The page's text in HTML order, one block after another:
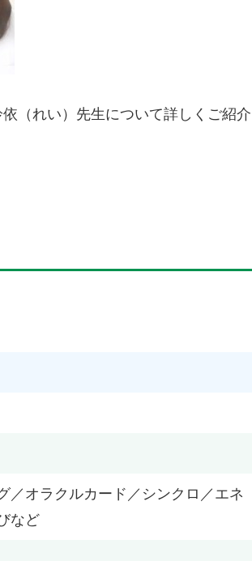
（れい）先生について詳しくご紹介
／オラクルカード／シンクロ／エネ
など